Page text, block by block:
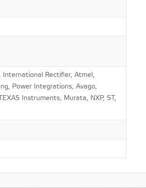
International Rectifier, Atmel,
Power Integrations, Avago,
Instruments, Murata, NXP, ST,